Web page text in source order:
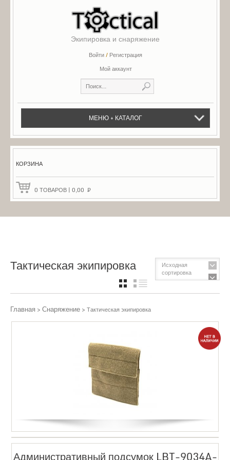
Экипировка и снаряжение
Войти/ Регистрация
Мой аккаунт
МЕНЮ + КАТАЛОГ
КОРЗИНА
0 ТОВАРОВ | 0,00 ₽
Тактическая экипировка
Исходная
сортировка
GRID
Главная > Снаряжение > Тактическая экипировка